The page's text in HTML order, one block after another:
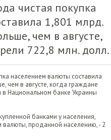
чистая покупка
1,801 млрд.
чем в августе,
722,8 млн. долл.
населением валюты составила
чем в августе, когда граждане
Национальном банке Украины
банками у населения,
валюты, проданной населению, - 2